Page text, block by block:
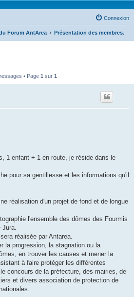
Connexion
Forum AntArea Présentation des membres.
• Page 1 sur 1
1 enfant + 1 en route, je réside dans le
pour sa gentillesse et les informations qu'il
réalisation d'un projet de fond et de longue
l'ensemble des dômes des Fourmis
Jura.
réalisée par Antarea.
la progression, la stagnation ou la
en trouver les causes et mener la
à faire protéger les différentes
concours de la préfecture, des mairies, de
et divers association de protection de